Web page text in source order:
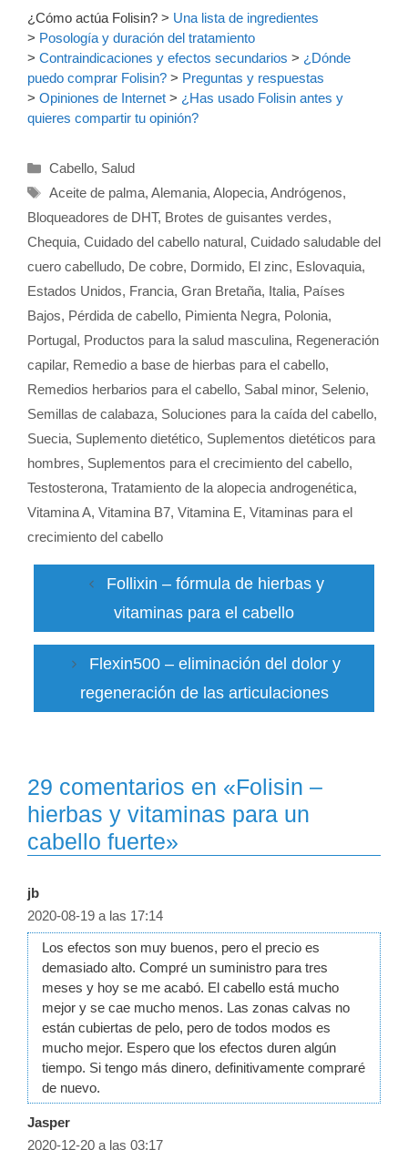
¿Cómo actúa Folisin? > Una lista de ingredientes
> Posología y duración del tratamiento
> Contraindicaciones y efectos secundarios > ¿Dónde
puedo comprar Folisin? > Preguntas y respuestas
> Opiniones de Internet > ¿Has usado Folisin antes y
quieres compartir tu opinión?
Categorías
Cabello, Salud
Etiquetas
Aceite de palma, Alemania, Alopecia, Andrógenos,
Bloqueadores de DHT, Brotes de guisantes verdes,
Chequia, Cuidado del cabello natural, Cuidado saludable del
cuero cabelludo, De cobre, Dormido, El zinc, Eslovaquia,
Estados Unidos, Francia, Gran Bretaña, Italia, Países
Bajos, Pérdida de cabello, Pimienta Negra, Polonia,
Portugal, Productos para la salud masculina, Regeneración
capilar, Remedio a base de hierbas para el cabello,
Remedios herbarios para el cabello, Sabal minor, Selenio,
Semillas de calabaza, Soluciones para la caída del cabello,
Suecia, Suplemento dietético, Suplementos dietéticos para
hombres, Suplementos para el crecimiento del cabello,
Testosterona, Tratamiento de la alopecia androgenética,
Vitamina A, Vitamina B7, Vitamina E, Vitaminas para el
crecimiento del cabello
Follixin – fórmula de hierbas y
vitaminas para el cabello
Flexin500 – eliminación del dolor y
regeneración de las articulaciones
29 comentarios en «Folisin –
hierbas y vitaminas para un
cabello fuerte»
jb
2020-08-19 a las 17:14
Los efectos son muy buenos, pero el precio es
demasiado alto. Compré un suministro para tres
meses y hoy se me acabó. El cabello está mucho
mejor y se cae mucho menos. Las zonas calvas no
están cubiertas de pelo, pero de todos modos es
mucho mejor. Espero que los efectos duren algún
tiempo. Si tengo más dinero, definitivamente compraré
de nuevo.
Jasper
2020-12-20 a las 03:17